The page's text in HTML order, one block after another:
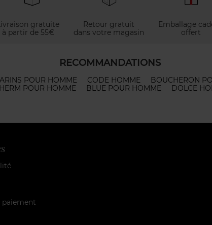
gratuite
à partir de 55€
Retour gratuit
dans votre magasin
Emballage
offert
RECOMMANDATIONS
POUR HOMME CODE HOMME BOUCHERON
POUR HOMME
BLUE POUR HOMME DOLCE
paiement